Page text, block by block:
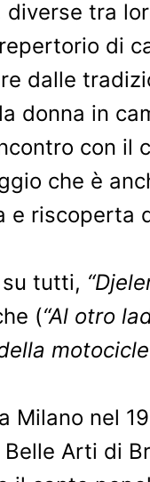
tra
di
dalle
donna in
con
che è
tutti,
(“Al otro
nel
Arti di